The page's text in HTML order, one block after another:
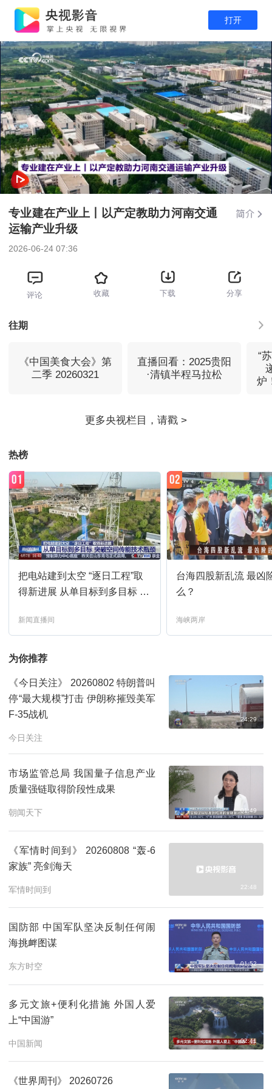
打开
专业建在产业上丨以产定教助力河南交通
运输产业升级
2026-06-24 07:36
评论 收藏 下载 分享
往期
《中国美食大会》第
二季 20260321
直播回看：2025贵阳
·清镇半程马拉松
“
炉
热榜
把电站建到太空 “逐日工程”取
得新进展 从单目标到多目标 突
新闻直播间
01
台海四股新乱流 最凶
么？
海峡两岸
02
为你推荐
《今日关注》 20260802 特朗普叫
停“最大规模”打击 伊朗称摧毁美军
F-35战机
今日关注
24:29
市场监管总局 我国量子信息产业
质量强链取得阶段性成果
朝闻天下 01:49
《军情时间到》 20260808 “轰-6
家族” 亮剑海天
军情时间到 22:48
国防部 中国军队坚决反制任何闹
海挑衅图谋
东方时空 01:52
多元文旅+便利化措施 外国人爱
上“中国游”
中国新闻 02:41
《世界周刊》 20260726